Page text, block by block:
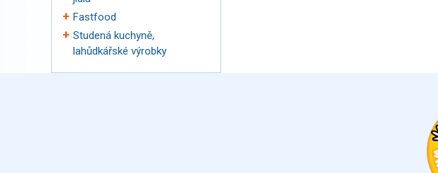
Fastfood
Studená kuchyně,
lahůdkářské výrobky